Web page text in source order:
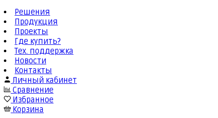
Решения
Продукция
Проекты
Где купить?
Тех. поддержка
Новости
Контакты
Личный кабинет
Сравнение
Избранное
Корзина